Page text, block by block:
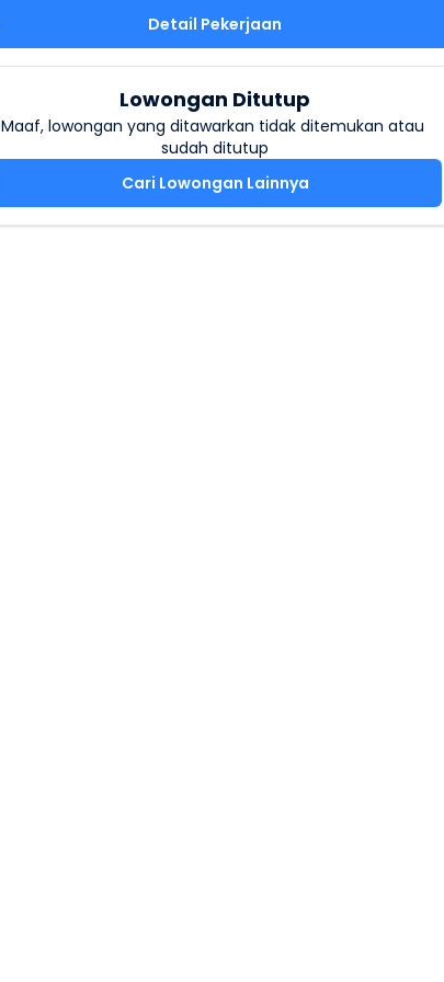
Detail Pekerjaan
Lowongan Ditutup
Maaf, lowongan yang ditawarkan tidak ditemukan atau
sudah ditutup
Cari Lowongan Lainnya